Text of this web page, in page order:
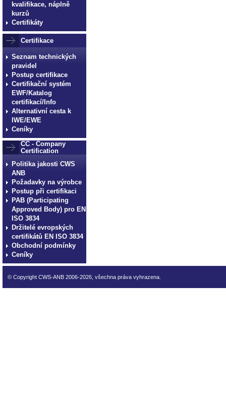
kvalifikace, náplně
kurzů
Certifikáty
Certifikace
Seznam technických
pravidel
Postup certifikace
Certifikační systém
EWF/Katalog
certifikací/Info
Alternativní cesta k
IWE/EWE
Ceníky
CC - Company
Certification
Politika jakosti CWS
ANB
Požadavky na výrobce
Postup při certifikaci
PAB (Participating
Approved Body) pro EN
ISO 3834
Držitelé evropských
certifikátů EN ISO 3834
Obchodní podmínky
Ceníky
© Copyright CWS-ANB 2006-2026, všechna práva vyhrazena.